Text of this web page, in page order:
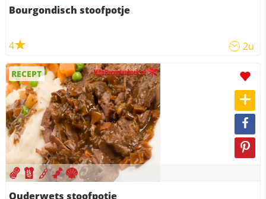
Bourgondisch stoofpotje
4 2u
RECEPT
Ouderwets stoofpotje